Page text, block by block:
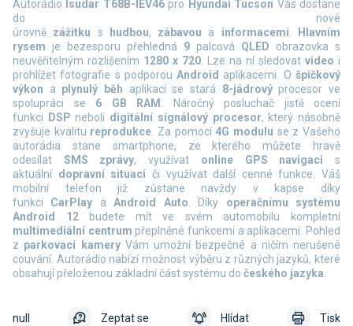
Autorádio Isudar T68B-IEV46pro Hyundai Tucson Vás dostane
do nové
úrovně zážitku s hudbou, zábavou a informacemi.
Hlavním
rysem je bezesporu přehledná 9 palcová QLED obrazovka s
neuvěřitelným rozlišením 1280 x 720. Lze na ní sledovat video i
prohlížet fotografie s podporouAndroid aplikacemi. Ošpičkový
výkon a plynulý běh aplikací se stará 8-jádrovýprocesor ve
spolupráci se 6 GB RAM . Náročný posluchač jistě ocení
funkci
DSP neboli digitální signálový procesor, který násobně
zvyšuje kvalitu reprodukce. Za pomocí 4G modulu se z Vašeho
autorádia stane smartphone, ze kterého můžete hravě
odesílat SMS zprávy, využívat online GPS navigaci s
aktuální dopravní situací či využívat další cenné funkce. Váš
mobilní telefon již zůstane navždy v kapse díky
funkci CarPlay a Android Auto. Díky operačnímu systému
Android 12budete mít ve svém automobilu kompletní
multimediální centrum přeplněné funkcemi a aplikacemi. Pohled
z parkovací kameryVám umožní bezpečné a ničím nerušené
couvání. Autorádio nabízí možnost výběru z různých jazyků, které
obsahují přeloženou základní část systému do českého jazyka.
Tisk
Zeptat se Hlídat
null